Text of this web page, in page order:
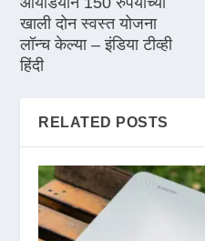
खाली दोन स्वस्त योजना
लॉन्च केल्या – इंडिया टीव्ही
हिंदी
RELATED POSTS